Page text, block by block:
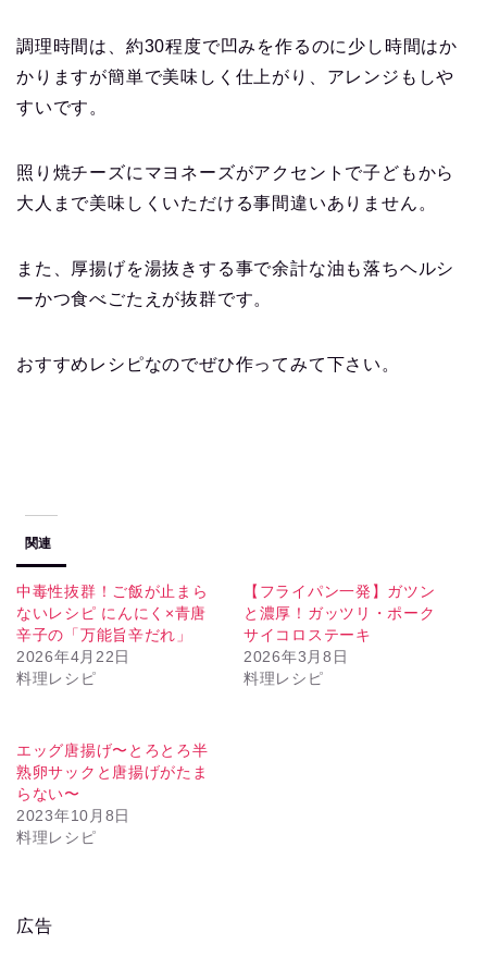
調理時間は、約30程度で凹みを作るのに少し時間はか
かりますが簡単で美味しく仕上がり、アレンジもしや
すいです。
照り焼チーズにマヨネーズがアクセントで子どもから
大人まで美味しくいただける事間違いありません。
また、厚揚げを湯抜きする事で余計な油も落ちヘルシ
ーかつ食べごたえが抜群です。
おすすめレシピなのでぜひ作ってみて下さい。
関連
中毒性抜群！ご飯が止まら
ないレシピ にんにく×青唐
辛子の「万能旨辛だれ」
2026年4月22日
料理レシピ
【フライパン一発】ガツン
と濃厚！ガッツリ・ポーク
サイコロステーキ
2026年3月8日
料理レシピ
エッグ唐揚げ〜とろとろ半
熟卵サックと唐揚げがたま
らない〜
2023年10月8日
料理レシピ
広告